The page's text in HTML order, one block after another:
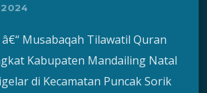
2024
Musabaqah Tilawatil Quran
Kabupaten Mandailing Natal
di Kecamatan Puncak Sorik